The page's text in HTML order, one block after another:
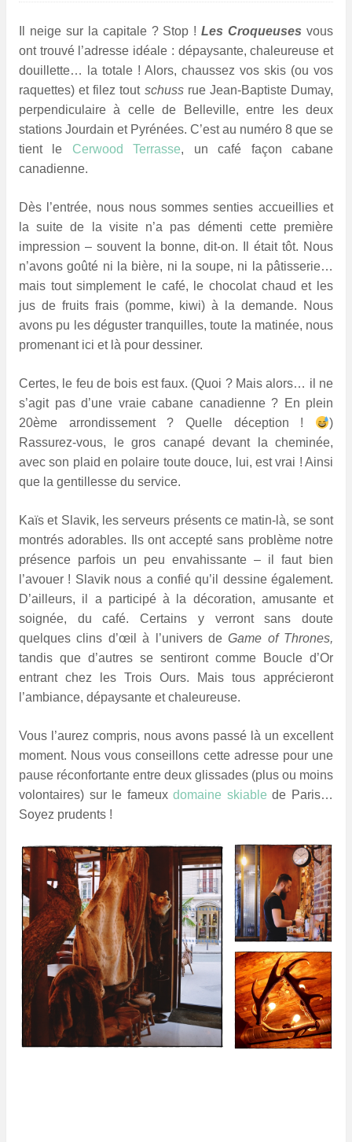
Il neige sur la capitale ? Stop !Les Croqueuses vous
ont trouvé l’adresse idéale : dépaysante, chaleureuse et
douillette… la totale ! Alors, chaussez vos skis (ou vos
raquettes) et filez tout schuss rue Jean-Baptiste Dumay,
perpendiculaire à celle de Belleville, entre les deux
stations Jourdain et Pyrénées. C’est au numéro 8 que se
tient le Cerwood Terrasse, un café façon cabane
canadienne.
Dès l’entrée, nous nous sommes senties accueillies et
la suite de la visite n’a pas démenti cette première
impression – souvent la bonne, dit-on. Il était tôt. Nous
n’avons goûté ni la bière, ni la soupe, ni la pâtisserie…
mais tout simplement le café, le chocolat chaud et les
jus de fruits frais (pomme, kiwi) à la demande. Nous
avons pu les déguster tranquilles, toute la matinée, nous
promenant ici et là pour dessiner.
Certes, le feu de bois est faux. (Quoi ? Mais alors… il ne
s’agit pas d’une vraie cabane canadienne ? En plein
20ème arrondissement ? Quelle déception !
)
Rassurez-vous, le gros canapé devant la cheminée,
avec son plaid en polaire toute douce, lui, est vrai ! Ainsi
que la gentillesse du service.
Kaïs et Slavik, les serveurs présents ce matin-là, se sont
montrés adorables. Ils ont accepté sans problème notre
présence parfois un peu envahissante – il faut bien
l’avouer ! Slavik nous a confié qu’il dessine également.
D’ailleurs, il a participé à la décoration, amusante et
soignée, du café. Certains y verront sans doute
quelques clins d’œil à l’univers deGame of Thrones,
tandis que d’autres se sentiront comme Boucle d’Or
entrant chez les Trois Ours. Mais tous apprécieront
l’ambiance, dépaysante et chaleureuse.
Vous l’aurez compris, nous avons passé là un excellent
moment. Nous vous conseillons cette adresse pour une
pause réconfortante entre deux glissades (plus ou moins
volontaires) sur le fameuxdomaine skiable de Paris…
Soyez prudents !